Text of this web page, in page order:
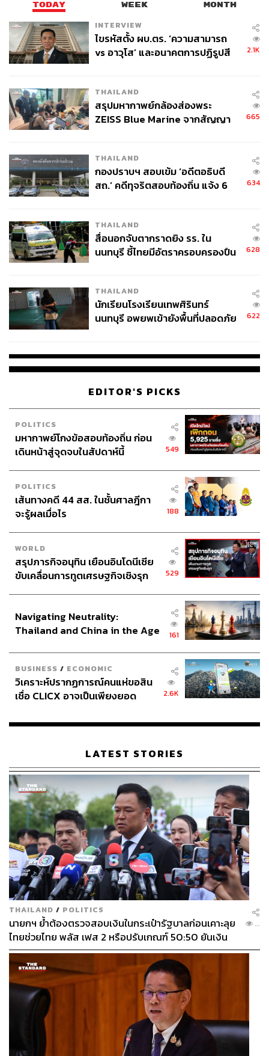
507
ABOUT THE AUTHOR
THE STANDARD TEAM
กองบรรณาธิการ THE STANDARD
ABOUT THE PHOTOGRAPHER
ศวิตา พูลเสถียร
ช่างภาพข่าว ประจำสำนักข่าว THE
STANDARD
TODAY WEEK MONTH
INTERVIEW
ไขรหัสตั้ง ผบ.ตร. ‘ความสามารถ
vs อาวุโส’ และอนาคตการปฏิรูปสี
2.1K
THAILAND
สรุปมหากาพย์กล้องส่องพระ
ZEISS Blue Marine จากสัญญา
จ่ายหนี้-แอบระบุแบรนด์
665
THAILAND
กองปราบฯ สอบเข้ม ‘อดีตอธิบดี
สถ.’ คดีทุจริตสอบท้องถิ่น แจ้ง 6
634
THAILAND
สื่อนอกจับตากราดยิง รร. ใน
นนทบุรี ชี้ไทยมีอัตราครอบครองปืน
628
THAILAND
นักเรียนโรงเรียนเทพศิรินทร์
นนทบุรี อพยพเข้ายังพื้นที่ปลอดภัย
622
EDITOR'S PICKS
POLITICS
มหากาพย์โกงข้อสอบท้องถิ่น ก่อน
เดินหน้าสู่จุดจบในสัปดาห์นี้
549
POLITICS
เส้นทางคดี 44 สส. ในชั้นศาลฎีกา
จะรู้ผลเมื่อไร
188
WORLD
สรุปภารกิจอนุทิน เยือนอินโดนีเซีย
ขับเคลื่อนการทูตเศรษฐกิจเชิงรุก
529
Navigating Neutrality:
Thailand and China in the Age
161
BUSINESS / ECONOMIC
วิเคราะห์ปรากฏการณ์คนแห่ขอสิน
เชื่อ CLICX อาจเป็นเพียงยอด
เรือนไทยที่ถูกซุกไว้
2.6K
LATEST STORIES
THAILAND / POLITICS
นายกฯ ย้ำต้องตรวจสอบเงินในกระเป๋ารัฐบาลก่อนเคาะลุย
ไทยช่วยไทย พลัส เฟส 2 หรือปรับเกณฑ์ 50:50 ยันเงิน
คงคลังรัฐบาลแข็งแรง
...